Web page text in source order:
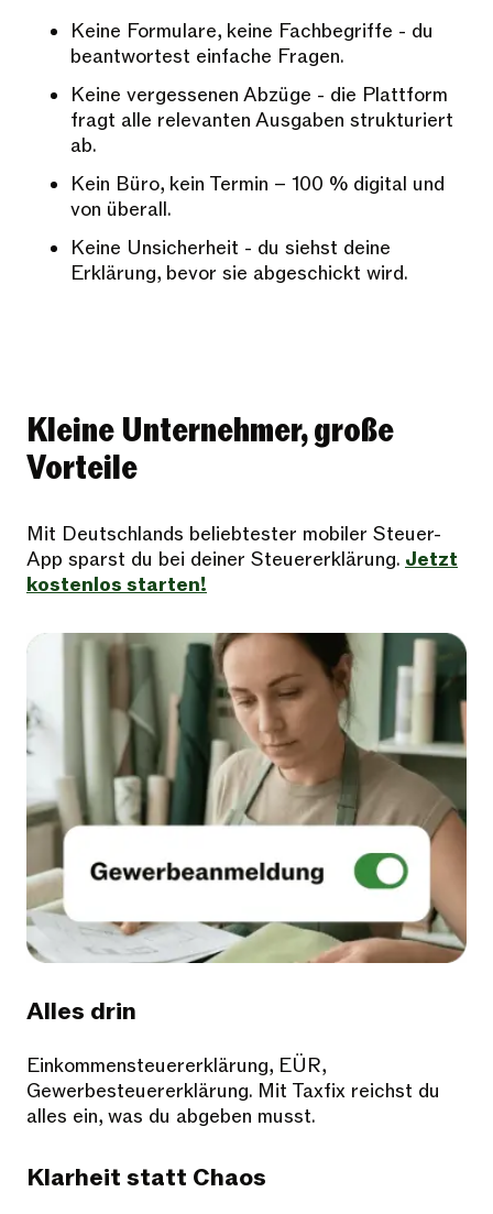
Keine Formulare, keine Fachbegriffe - du
beantwortest einfache Fragen.
Keine vergessenen Abzüge - die Plattform
fragt alle relevanten Ausgaben strukturiert
ab.
Kein Büro, kein Termin – 100 % digital und
von überall.
Keine Unsicherheit - du siehst deine
Erklärung, bevor sie abgeschickt wird.
Kleine Unternehmer, große
Vorteile
Mit Deutschlands beliebtester mobiler Steuer-
App sparst du bei deiner Steuererklärung. Jetzt
kostenlos starten!
Alles drin
Einkommensteuererklärung, EÜR,
Gewerbesteuererklärung. Mit Taxfix reichst du
alles ein, was du abgeben musst.
Klarheit statt Chaos